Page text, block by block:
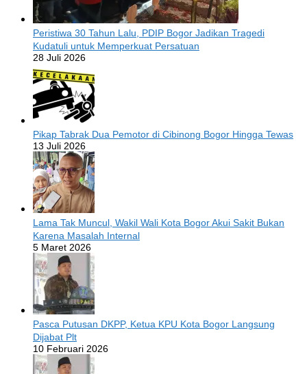
Peristiwa 30 Tahun Lalu, PDIP Bogor Jadikan Tragedi
Kudatuli untuk Memperkuat Persatuan
28 Juli 2026
Pikap Tabrak Dua Pemotor di Cibinong Bogor Hingga Tewas
13 Juli 2026
Lama Tak Muncul, Wakil Wali Kota Bogor Akui Sakit Bukan
Karena Masalah Internal
5 Maret 2026
Pasca Putusan DKPP, Ketua KPU Kota Bogor Langsung
Dijabat Plt
10 Februari 2026